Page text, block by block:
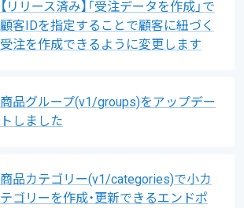
【リリース済み】「受注データを作成」で
顧客IDを指定することで顧客に紐づく
受注を作成できるように変更します
商品グループ(v1/groups)をアップデー
トしました
商品カテゴリー(v1/categories)で小カ
テゴリーを作成・更新できるエンドポ